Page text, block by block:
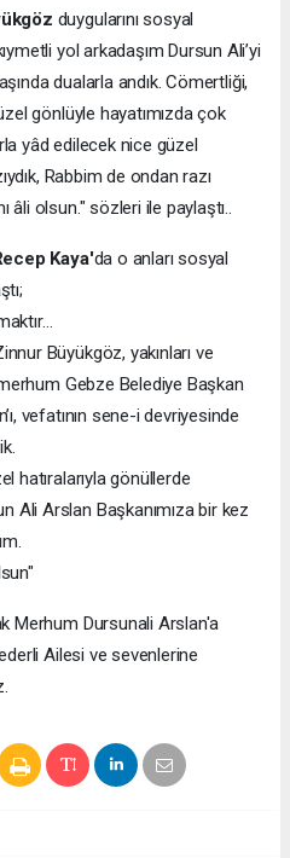
duygularını sosyal
yol arkadaşım Dursun Ali’yi
dualarla andık. Cömertliği,
gönlüyle hayatımızda çok
yâd edilecek nice güzel
Rabbim de ondan razı
âli olsun." sözleri ile paylaştı..
Kaya'da o anları sosyal
Büyükgöz, yakınları ve
Gebze Belediye Başkan
vefatının sene-i devriyesinde
hatıralarıyla gönüllerde
Ali Arslan Başkanımıza bir kez
Merhum Dursunali Arslan'a
Ailesi ve sevenlerine